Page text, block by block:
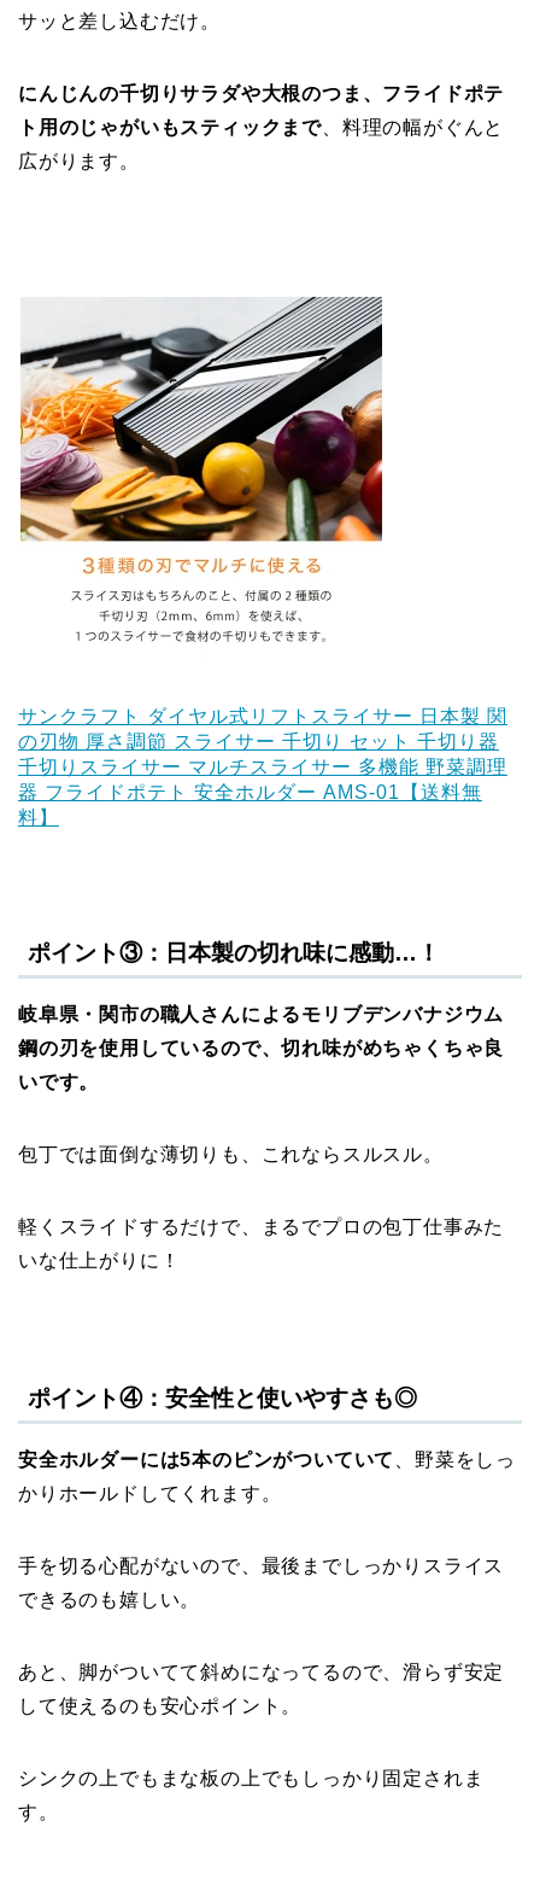
サッと差し込むだけ。
にんじんの千切りサラダや大根のつま、フライドポテ
ト用のじゃがいもスティックまで、料理の幅がぐんと
広がります。
サンクラフト ダイヤル式リフトスライサー 日本製 関
の刃物 厚さ調節 スライサー 千切り セット 千切り器
千切りスライサー マルチスライサー 多機能 野菜調理
器 フライドポテト 安全ホルダー AMS-01【送料無
料】
ポイント③：日本製の切れ味に感動…！
岐阜県・関市の職人さんによるモリブデンバナジウム
鋼の刃を使用しているので、切れ味がめちゃくちゃ良
いです。
包丁では面倒な薄切りも、これならスルスル。
軽くスライドするだけで、まるでプロの包丁仕事みた
いな仕上がりに！
ポイント④：安全性と使いやすさも◎
安全ホルダーには5本のピンがついていて
、野菜をしっ
かりホールドしてくれます。
手を切る心配がないので、最後までしっかりスライス
できるのも嬉しい。
あと、脚がついてて斜めになってるので、滑らず安定
して使えるのも安心ポイント。
シンクの上でもまな板の上でもしっかり固定されま
す。